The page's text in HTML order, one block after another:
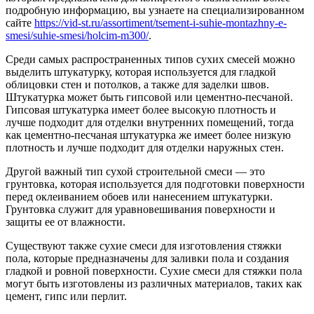
подробную информацию, вы узнаете на специализированном
сайте https://vid-st.ru/assortiment/tsement-i-suhie-montazhny-e-
smesi/suhie-smesi/holcim-m300/.
Среди самых распространенных типов сухих смесей можно
выделить штукатурку, которая используется для гладкой
облицовки стен и потолков, а также для заделки швов.
Штукатурка может быть гипсовой или цементно-песчаной.
Гипсовая штукатурка имеет более высокую плотность и
лучше подходит для отделки внутренних помещений, тогда
как цементно-песчаная штукатурка же имеет более низкую
плотность и лучше подходит для отделки наружных стен.
Другой важный тип сухой строительной смеси — это
грунтовка, которая используется для подготовки поверхности
перед оклеиванием обоев или нанесением штукатурки.
Грунтовка служит для уравновешивания поверхности и
защиты ее от влажности.
Существуют также сухие смеси для изготовления стяжки
пола, которые предназначены для заливки пола и создания
гладкой и ровной поверхности. Сухие смеси для стяжки пола
могут быть изготовлены из различных материалов, таких как
цемент, гипс или перлит.